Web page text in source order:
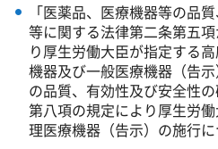
「医薬品、医療機器等の品
等に関する法律第二条第五
り厚生労働大臣が指定する
機器及び一般医療機器（告
の品質、有効性及び安全性
第八項の規定により厚生労
理医療機器（告示）の施行